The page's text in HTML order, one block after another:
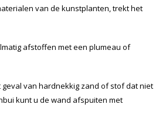
van de kunstplanten, trekt het
afstoffen met een plumeau of
geval van hardnekkig zand of stof dat niet
kunt u de wand afspuiten met